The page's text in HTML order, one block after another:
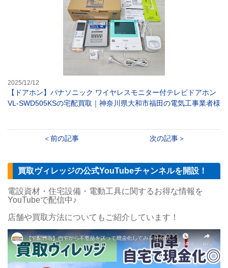
2025/12/12
【ドアホン】パナソニック ワイヤレスモニター付テレビドアホン
VL-SWD505KSの宅配買取｜神奈川県大和市福田の電気工事業者様
前の記事 次の記事
買取ヴィレッジの公式YouTubeチャンネルを開設！
電設資材・住宅設備・電動工具に関するお得な情報を
YouTubeで配信中♪
店舗や買取方法についてもご紹介しています！